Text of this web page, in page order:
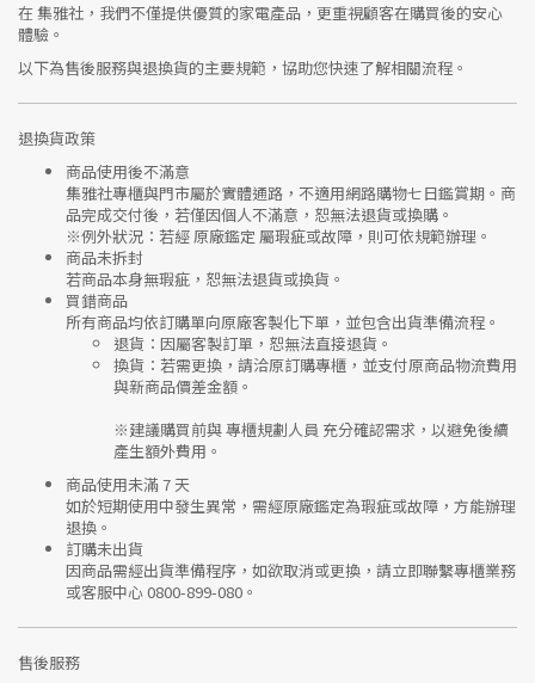
在集雅社 ，我們不僅提供優質的家電產品，更重視顧客在購買後的安心
體驗。
以下為售後服務與退換貨的主要規範，協助您快速了解相關流程。
退換貨政策
商品使用後不滿意
集雅社專櫃與門市屬於實體通路，不適用網路購物七日鑑賞期 。商
品完成交付後，若僅因個人不滿意，恕無法退貨或換購。
※例外狀況：若經 原廠鑑定 屬瑕疵或故障，則可依規範辦理。
商品未拆封
若商品本身無瑕疵，恕無法退貨或換貨。
買錯商品
所有商品均依訂購單向原廠客製化下單 ，並包含出貨準備流程。
退貨 ：因屬客製訂單，恕無法直接退貨。
換貨 ：若需更換，請洽原訂購專櫃，並支付原商品物流費用
與新商品價差金額 。
※建議購買前與專櫃規劃人員 充分確認需求，以避免後續
產生額外費用。
商品使用未滿 7 天
如於短期使用中發生異常，需經原廠鑑定為瑕疵或故障，方能辦理
退換。
訂購未出貨
因商品需經出貨準備程序，如欲取消或更換，請立即聯繫專櫃業務
或客服中心 0800-899-080 。
售後服務